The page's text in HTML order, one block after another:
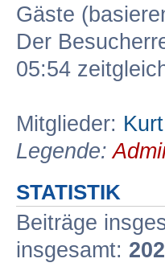
Gäste
Der
05:54
Mitglieder: Kurt
Legende:
STATISTIK
Beiträge
insgesamt: 202